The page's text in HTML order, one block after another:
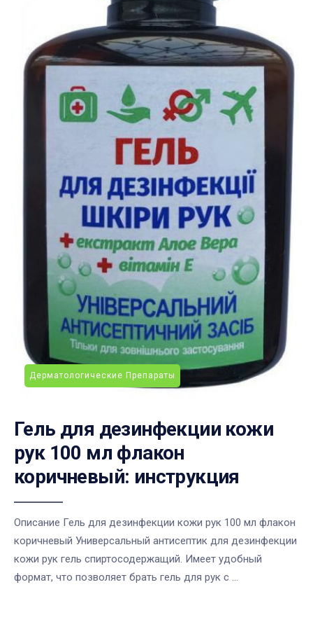
Дерматологические Препараты
Гель для дезинфекции кожи
рук 100 мл флакон
коричневый: инструкция
Описание Гель для дезинфекции кожи рук 100 мл флакон
коричневый Универсальный антисептик для дезинфекции
кожи рук гель спиртосодержащий. Имеет удобный
формат, что позволяет брать гель для рук с ...